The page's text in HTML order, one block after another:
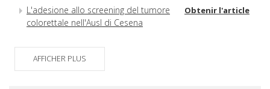
L'adesione allo screening del tumore
colorettale nell'Ausl di Cesena
Obtenir l'article
AFFICHER PLUS